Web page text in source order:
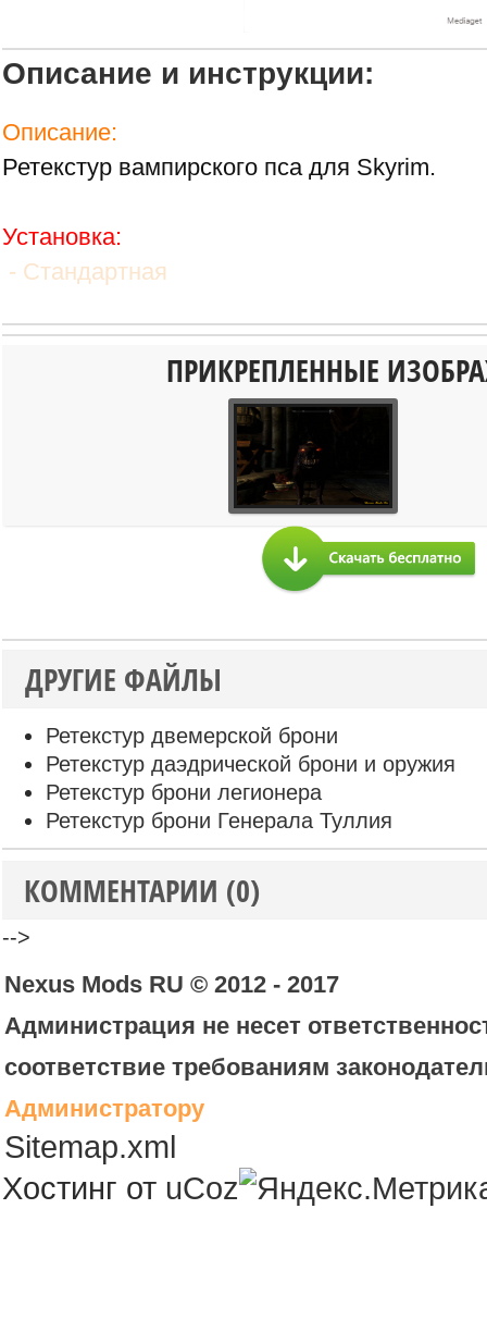
Описание и инструкции:
Описание:
Ретекстур вампирского пса для Skyrim.
Установка:
- Стандартная
ПРИКРЕПЛЕННЫЕ
ДРУГИЕ ФАЙЛЫ
Ретекстур двемерской брони
Ретекстур даэдрической брони и оружия
Ретекстур брони легионера
Ретекстур брони Генерала Туллия
КОММЕНТАРИИ (0)
-->
Nexus Mods RU © 2012 - 2017
Администрация не несет
соответствие требованиям
Администратору
Sitemap.xml
Хостинг от uCoz